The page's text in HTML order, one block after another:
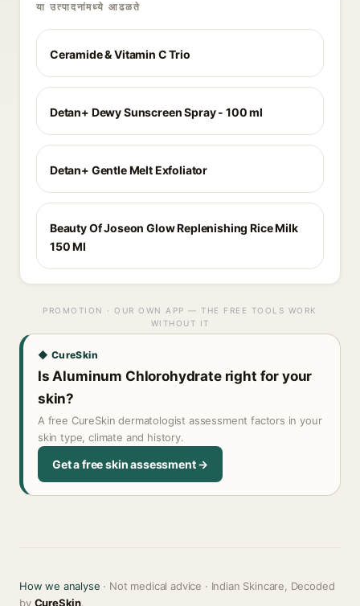
या उत्पादनांमध्ये आढळते
Ceramide & Vitamin C Trio
Detan+ Dewy Sunscreen Spray - 100 ml
Detan+ Gentle Melt Exfoliator
Beauty Of Joseon Glow Replenishing Rice Milk
150 Ml
PROMOTION · OUR OWN APP — THE FREE TOOLS WORK
WITHOUT IT
◆ CureSkin
Is Aluminum Chlorohydrate right for your
skin?
A free CureSkin dermatologist assessment factors in your
skin type, climate and history.
Get a free skin assessment →
How we analyse · Not medical advice · Indian Skincare, Decoded
by CureSkin.